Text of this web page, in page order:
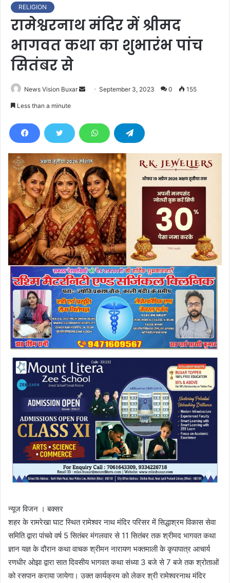
RELIGION
रामेश्वरनाथ मंदिर में श्रीमद
भागवत कथा का शुभारंभ पांच
सितंबर से
News Vision Buxar
d
e
m
a
i
l
September 3, 2023 0 155
Less than a minute
न्यूज विजन । बक्सर
शहर के रामरेखा घाट स्थित रामेश्वर नाथ मंदिर परिसर में सिद्धाश्रम विकास सेवा
समिति द्वारा पांचवे वर्ष 5 सितंबर मंगलवार से 11 सितंबर तक श्रीमद भागवत कथा
ज्ञान यज्ञ के दौरान कथा वाचक श्रीमन नारायण भक्तमाली के कृपापात्र आचार्य
रणधीर ओझा द्वारा सात दिवसीय भागवत कथा संध्या 3 बजे से 7 बजे तक श्रोताओं
को रसपान कराया जायेगा। उक्त कार्यक्रम को लेकर श्री रामेश्वरनाथ मंदिर